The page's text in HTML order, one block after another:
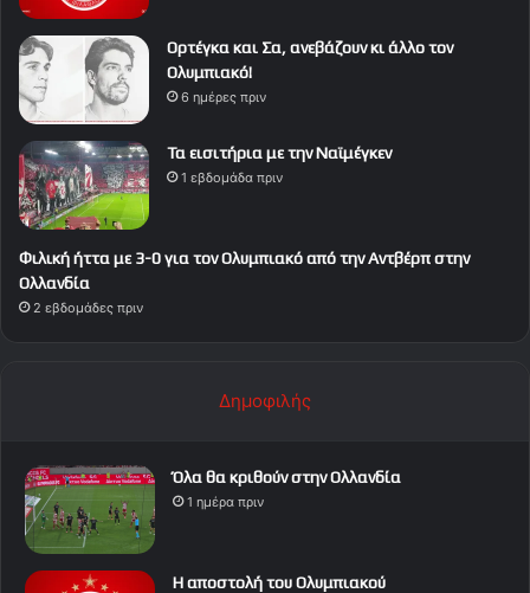
Ορτέγκα και Σα, ανεβάζουν κι άλλο τον
Ολυμπιακό!
6 ημέρες πριν
Τα εισιτήρια με την Ναϊμέγκεν
1 εβδομάδα πριν
Φιλική ήττα με 3-0 για τον Ολυμπιακό από την Αντβέρπ στην
Ολλανδία
2 εβδομάδες πριν
Δημοφιλής
Όλα θα κριθούν στην Ολλανδία
1 ημέρα πριν
Η αποστολή του Ολυμπιακού